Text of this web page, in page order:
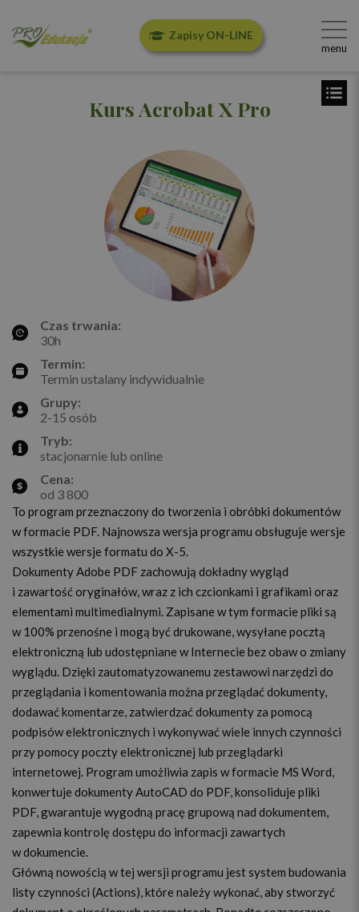
Zapisy ON-LINE
menu
Kurs Acrobat X Pro
Czas trwania:
30h
Termin:
Termin ustalany indywidualnie
Grupy:
2-15 osób
Tryb:
stacjonarnie lub online
Cena:
od 3 800
To program przeznaczony do tworzenia i obróbki dokumentów
w formacie PDF. Najnowsza wersja programu obsługuje wersje
wszystkie wersje formatu do X-5.
Dokumenty Adobe PDF zachowują dokładny wygląd
i zawartość oryginałów, wraz z ich czcionkami i grafikami oraz
elementami multimedialnymi. Zapisane w tym formacie pliki są
w 100% przenośne i mogą być drukowane, wysyłane pocztą
elektroniczną lub udostępniane w Internecie bez obaw o zmiany
wyglądu. Dzięki zautomatyzowanemu zestawowi narzędzi do
przeglądania i komentowania można przeglądać dokumenty,
dodawać komentarze, zatwierdzać dokumenty za pomocą
podpisów elektronicznych i wykonywać wiele innych czynności
przy pomocy poczty elektronicznej lub przeglądarki
internetowej. Program umożliwia zapis w formacie MS Word,
konwertuje dokumenty AutoCAD do PDF, konsoliduje pliki
PDF, gwarantuje wygodną pracę grupową nad dokumentem,
zapewnia kontrolę dostępu do informacji zawartych
w dokumencie.
Główną nowością w tej wersji programu jest system budowania
listy czynności (Actions), które należy wykonać, aby stworzyć